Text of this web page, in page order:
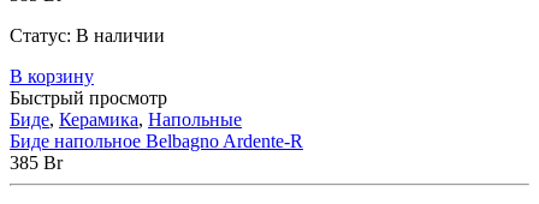
Статус: В наличии
В корзину
Быстрый просмотр
Биде, Керамика, Напольные
Биде напольное Belbagno Ardente-R
385 Br